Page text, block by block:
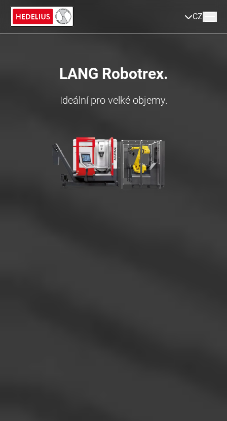
CZ
LANG Robotrex.
Ideální pro velké objemy.